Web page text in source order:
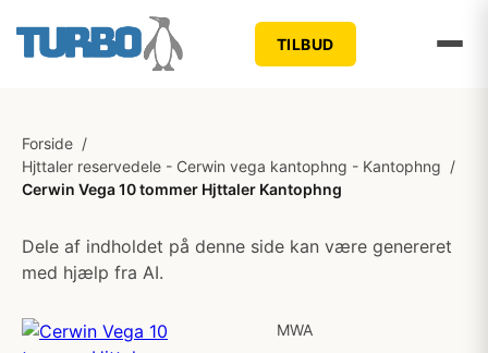
TILBUD
Forside /
Hjttaler reservedele - Cerwin vega kantophng - Kantophng /
Cerwin Vega 10 tommer Hjttaler Kantophng
Dele af indholdet på denne side kan være genereret
med hjælp fra AI.
MWA